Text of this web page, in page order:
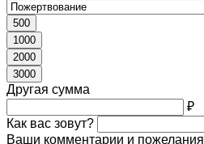
500
1000
2000
3000
Другая сумма
₽
Как вас зовут?
Ваши комментарии и пожелания